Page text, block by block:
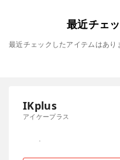
最近チェ
最近チェックしたアイテムはあり
IKplus
アイケープラス